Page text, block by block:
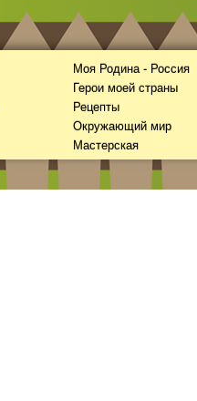
Моя Родина - Россия
Герои моей страны
Рецепты
Окружающий мир
Мастерская